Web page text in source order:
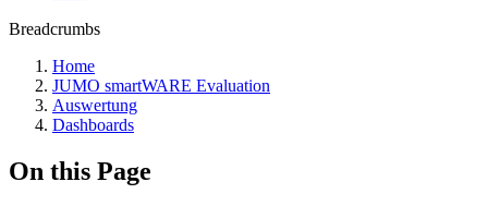
Breadcrumbs
Home
JUMO smartWARE Evaluation
Auswertung
Dashboards
On this Page